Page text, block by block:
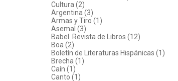
Cultura (2)
Argentina (3)
Armas y Tiro (1)
Asemal (3)
Babel. Revista de Libros (12)
Boa (2)
Boletín de Literaturas Hispánicas (1)
Brecha (1)
Caín (1)
Canto (1)